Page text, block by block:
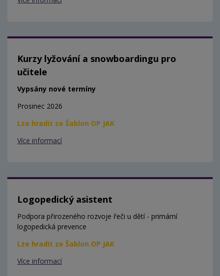
Kurzy lyžování a snowboardingu pro
učitele
Vypsány nové termíny
Prosinec 2026
Lze hradit ze Šablon OP JAK
Více informací
Logopedický asistent
Podpora přirozeného rozvoje řeči u dětí - primární
logopedická prevence
Lze hradit ze Šablon OP JAK
Více informací